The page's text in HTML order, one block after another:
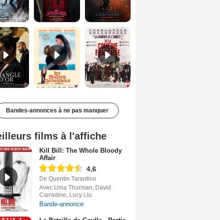
Le Triangle d'or Bande-annonce VF De la Comédie-Française Teaser VF
Bandes-annonces à ne pas manquer
films à l'affiche
Kill Bill: The Whole Bloody
Affair
4,6
De Quentin Tarantino
Avec Uma Thurman, David
Carradine, Lucy Liu
Bande-annonce